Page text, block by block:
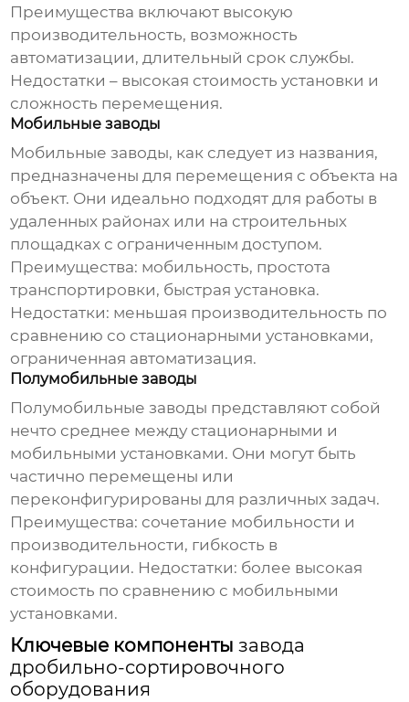
Преимущества включают высокую
производительность, возможность
автоматизации, длительный срок службы.
Недостатки – высокая стоимость установки и
сложность перемещения.
Мобильные заводы
Мобильные заводы, как следует из названия,
предназначены для перемещения с объекта на
объект. Они идеально подходят для работы в
удаленных районах или на строительных
площадках с ограниченным доступом.
Преимущества: мобильность, простота
транспортировки, быстрая установка.
Недостатки: меньшая производительность по
сравнению со стационарными установками,
ограниченная автоматизация.
Полумобильные заводы
Полумобильные заводы представляют собой
нечто среднее между стационарными и
мобильными установками. Они могут быть
частично перемещены или
переконфигурированы для различных задач.
Преимущества: сочетание мобильности и
производительности, гибкость в
конфигурации. Недостатки: более высокая
стоимость по сравнению с мобильными
установками.
Ключевые компонентызавода
дробильно-сортировочного
оборудования